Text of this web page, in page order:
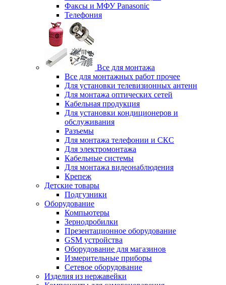
Факсы и МФУ Panasonic
Телефония
Все для монтажа
Все для монтажных работ прочее
Для установки телевизионных антенн
Для монтажа оптических сетей
Кабельная продукция
Для установки кондиционеров и
обслуживания
Разъемы
Для монтажа телефонии и СКС
Для электромонтажа
Кабельные системы
Для монтажа видеонаблюдения
Крепеж
Детские товары
Подгузники
Оборудование
Компьютеры
Зернодробилки
Презентационное оборудование
GSM устройства
Оборудование для магазинов
Измерительные приборы
Сетевое оборудование
Изделия из нержавейки